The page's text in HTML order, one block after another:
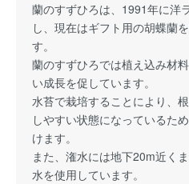
蘭のすずひろは、1991年に洋
し、現在はギフト用の胡蝶蘭
す。
蘭のすずひろでは植え込み材
い成長を促しています。
水苔で栽培することにより、
しやすい状態になっているた
けます。
また、潅水には地下20m近く
水を使用しています。